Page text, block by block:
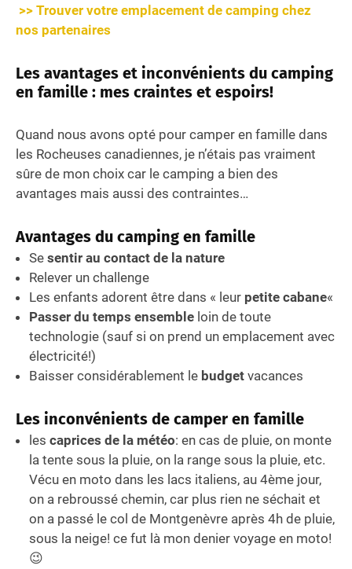
>> Trouver votre emplacement de camping chez
nos partenaires
Les avantages et inconvénients du camping
en famille : mes craintes et espoirs!
Quand nous avons opté pour camper en famille dans
les Rocheuses canadiennes, je n’étais pas vraiment
sûre de mon choix car le camping a bien des
avantages mais aussi des contraintes…
Avantages du camping en famille
Se sentir au contact de la nature
Relever un challenge
Les enfants adorent être dans « leur petite cabane«
Passer du temps ensemble loin de toute
technologie (sauf si on prend un emplacement avec
électricité!)
Baisser considérablement le budget vacances
Les inconvénients de camper en famille
les caprices de la météo: en cas de pluie, on monte
la tente sous la pluie, on la range sous la pluie, etc.
Vécu en moto dans les lacs italiens, au 4ème jour,
on a rebroussé chemin, car plus rien ne séchait et
on a passé le col de Montgenèvre après 4h de pluie,
sous la neige! ce fut là mon denier voyage en moto!
😉